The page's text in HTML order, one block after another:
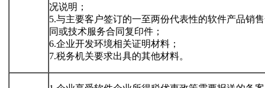
况说明；
5.与主要客户签订的一至两份代表性的软件产品销
同或技术服务合同复印件；
6.企业开发环境相关证明材料；
7.税务机关要求出具的其他材料。